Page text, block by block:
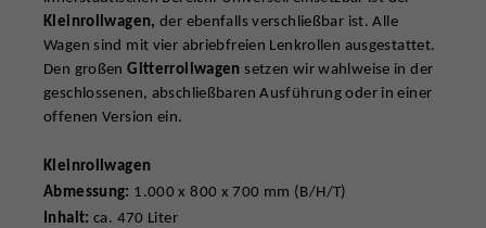
Kleinrollwagen, der ebenfalls verschließbar ist. Alle
Wagen sind mit vier abriebfreien Lenkrollen ausgestattet.
Den großenGitterrollwagen setzen wir wahlweise in der
geschlossenen, abschließbaren Ausführung oder in einer
offenen Version ein.
Kleinrollwagen
Abmessung: 1.000 x 800 x 700 mm (B/H/T)
Inhalt: ca. 470 Liter